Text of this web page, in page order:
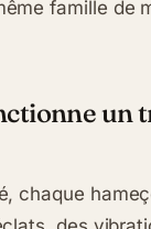
famille de
un
chaque